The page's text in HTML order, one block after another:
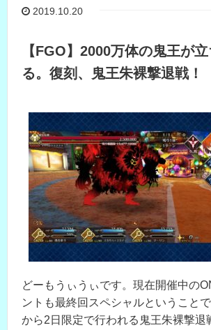
2019.10.20
【FGO】2000万体の鬼王が
る。復刻、鬼王朱裸撃退戦！
どーもうぃうぃです。現在開催中の
ントも最終回スペシャルということ
から2日限定で行われる鬼王朱裸撃退